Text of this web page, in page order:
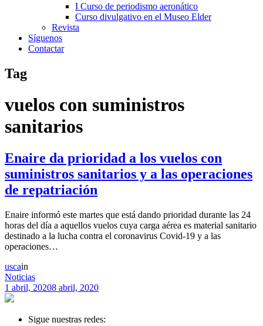
I Curso de periodismo aeronático
Curso divulgativo en el Museo Elder
Revista
Síguenos
Contactar
Tag
vuelos con suministros
sanitarios
Enaire da prioridad a los vuelos con
suministros sanitarios y a las operaciones
de repatriación
Enaire informó este martes que está dando prioridad durante las 24
horas del día a aquellos vuelos cuya carga aérea es material sanitario
destinado a la lucha contra el coronavirus Covid-19 y a las
operaciones…
uscain
Noticias
1 abril, 20208 abril, 2020
Sigue nuestras redes: